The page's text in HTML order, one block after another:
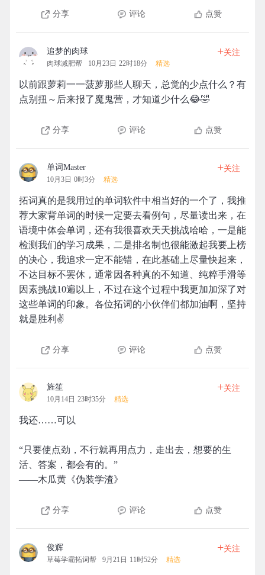
分享 评论 点赞
追梦的肉球
肉球减肥帮 10月23日 22时18分 精选
+关注
以前跟萝莉一一菠萝那些人聊天，总觉的少点什么？有
点别扭～后来报了魔鬼营，才知道少什么😂🤣
分享 评论 点赞
单词Master
10月3日 0时3分 精选
+关注
拓词真的是我用过的单词软件中相当好的一个了，我推
荐大家背单词的时候一定要去看例句，尽量读出来，在
语境中体会单词，还有我很喜欢天天挑战哈哈，一是能
检测我们的学习成果，二是排名制也很能激起我要上榜
的决心，我追求一定不能错，在此基础上尽量快起来，
不达目标不罢休，通常因各种真的不知道、纯粹手滑等
因素挑战10遍以上，不过在这个过程中我更加加深了对
这些单词的印象。各位拓词的小伙伴们都加油啊，坚持
就是胜利✌️
分享 评论 点赞
旌笙
10月14日 23时35分 精选
+关注
我还……可以
“只要使点劲，不行就再用点力，走出去，想要的生
活、答案，都会有的。”
——木瓜黄《伪装学渣》
分享 评论 点赞
俊辉
草莓学霸拓词帮 9月21日 11时52分 精选
+关注